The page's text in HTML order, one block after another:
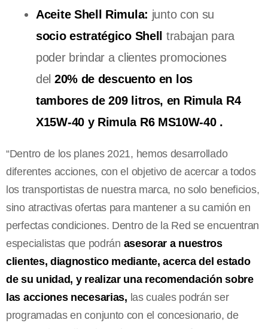
Aceite Shell Rimula: junto con su
socio estratégico Shell trabajan para
poder brindar a clientes promociones
del 20% de descuento en los
tambores de 209 litros, en Rimula R4
X15W-40 y Rimula R6 MS10W-40 .
“Dentro de los planes 2021, hemos desarrollado
diferentes acciones, con el objetivo de acercar a todos
los transportistas de nuestra marca, no solo beneficios,
sino atractivas ofertas para mantener a su camión en
perfectas condiciones. Dentro de la Red se encuentran
especialistas que podrán asesorar a nuestros
clientes, diagnostico mediante, acerca del estado
de su unidad, y realizar una recomendación sobre
las acciones necesarias, las cuales podrán ser
programadas en conjunto con el concesionario, de